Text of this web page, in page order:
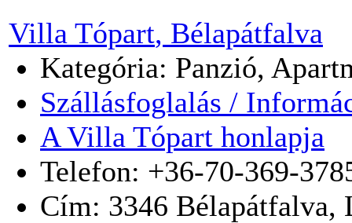
Villa Tópart, Bélapátfalva
Kategória: Panzió,
Szállásfoglalás /
A Villa Tópart honlapja
Telefon: +36-70-369-
Cím: 3346 Bélapátfalva,